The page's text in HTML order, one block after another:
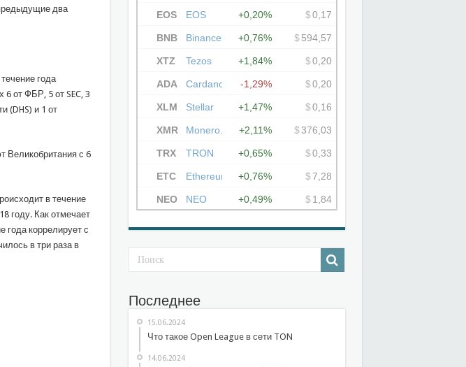
два
года
от ФБР, 5 от SEC, 3
(DHS) и 1 от
Великобритания с 6
в течение
году. Как отмечает
года коррелирует с
в три раза в
Последнее
15.06.2024
Что такое Open League в сети TON
14.06.2024